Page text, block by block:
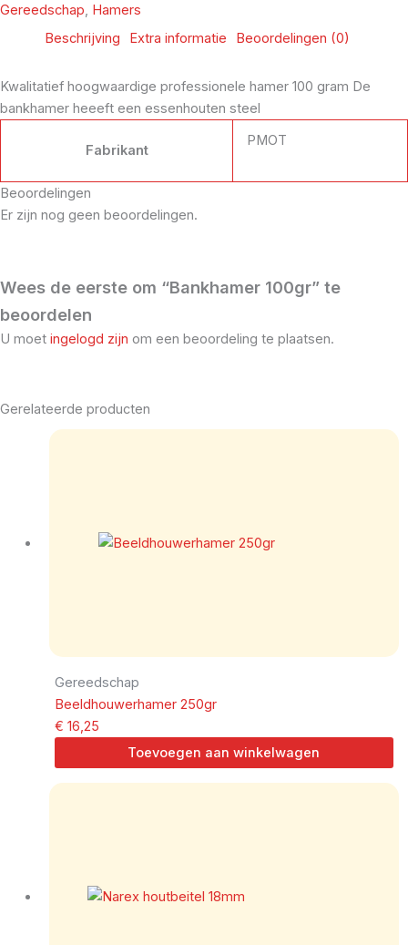
Gereedschap, Hamers
Beschrijving
Extra informatie Beoordelingen (0)
Kwalitatief hoogwaardige professionele hamer 100 gram De
bankhamer heeeft een essenhouten steel
Fabrikant
PMOT
Beoordelingen
Er zijn nog geen beoordelingen.
Wees de eerste om “Bankhamer 100gr” te
beoordelen
U moet ingelogd zijn om een beoordeling te plaatsen.
Gerelateerde producten
Gereedschap
Beeldhouwerhamer 250gr
€ 16,25
Toevoegen aan winkelwagen